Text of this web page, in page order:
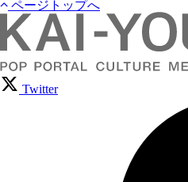
ページトップへ
Twitter